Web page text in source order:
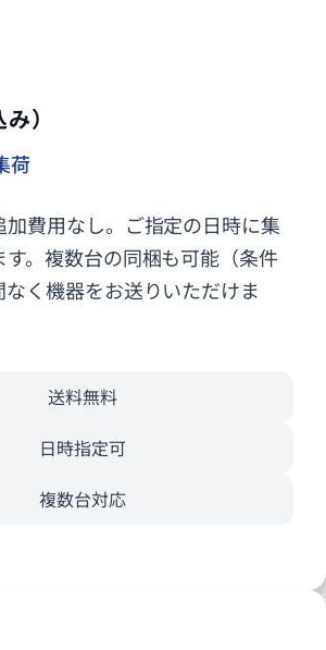
）
荷
加費用なし。ご指定の日時に集
。複数台の同梱も可能（条件
く機器をお送りいただけま
送料無料
日時指定可
複数台対応